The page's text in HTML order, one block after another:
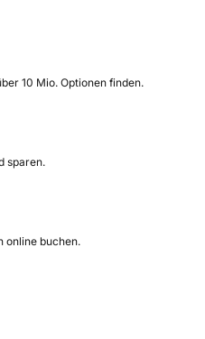
10 Mio. Optionen finden.
sparen.
online buchen.